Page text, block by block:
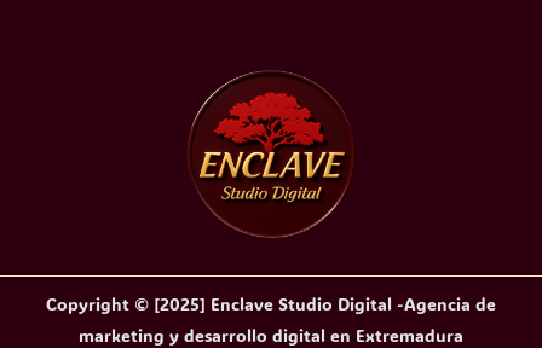
Copyright © [2025] Enclave Studio Digital -Agencia de
marketing y desarrollo digital en Extremadura